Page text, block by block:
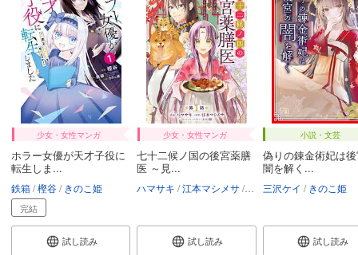
少女・女性マンガ
ホラー女優が天才子役に
転生しま...
鉄箱 樫谷 きのこ姫
完結
試し読み
少女・女性マンガ
七十二候ノ国の後宮薬膳
医 ～見...
ハマサキ 江本マシメサ きのこ姫
試し読み
小説・文芸
偽りの錬金術妃は
闇を解く...
三沢ケイ きのこ姫
試し読み